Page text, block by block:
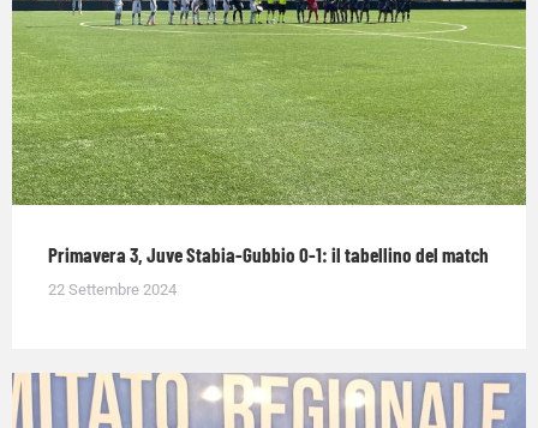
Primavera 3, Juve Stabia-Gubbio 0-1: il tabellino del match
22 Settembre 2024